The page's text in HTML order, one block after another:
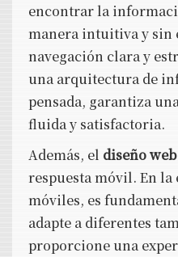
encontrar la
manera intuitiva y sin
navegación clara y
una arquitectura de
pensada, garantiza
fluida y satisfactoria.
Además, el diseño
respuesta móvil. En
móviles, es
adapte a diferentes
proporcione una